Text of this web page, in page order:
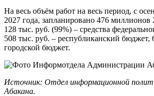
На весь объём работ на весь период, с
2027 года, запланировано 476 миллионов
128 тыс. руб. (99%) – средства
508 тыс. руб. – республиканский бюджет,
городской бюджет.
Источник: Отдел информационной
Абакана.